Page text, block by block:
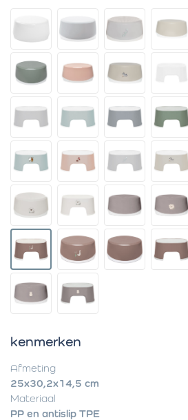
kenmerken
Afmeting
25x30,2x14,5 cm
Materiaal
PP en antislip TPE